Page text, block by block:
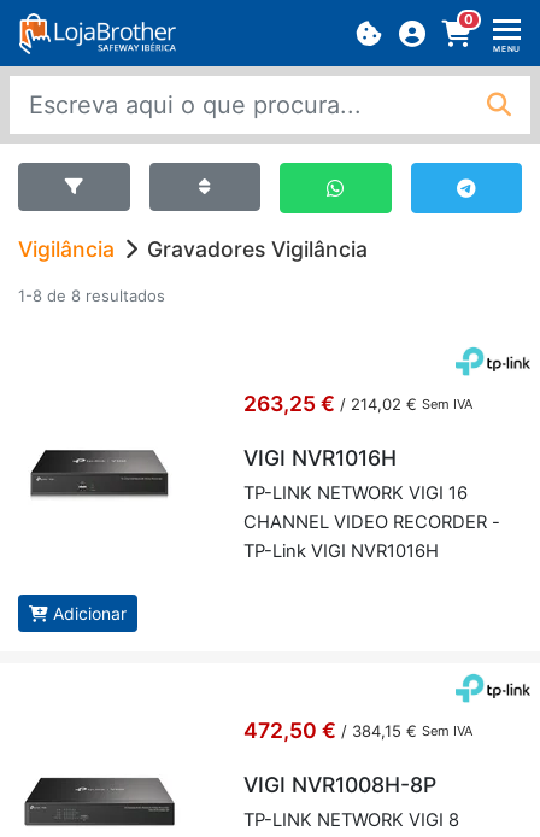
0
MENU
Vigilância Gravadores Vigilância
1-8 de 8 resultados
263,25 € / 214,02 € Sem IVA
VIGI NVR1016H
TP-LINK NETWORK VIGI 16
CHANNEL VIDEO RE­CORDER -
TP-Link VIGI NVR1016H
Adicionar
472,50 € / 384,15 € Sem IVA
VIGI NVR1008H-8P
TP-LINK NETWORK VIGI 8